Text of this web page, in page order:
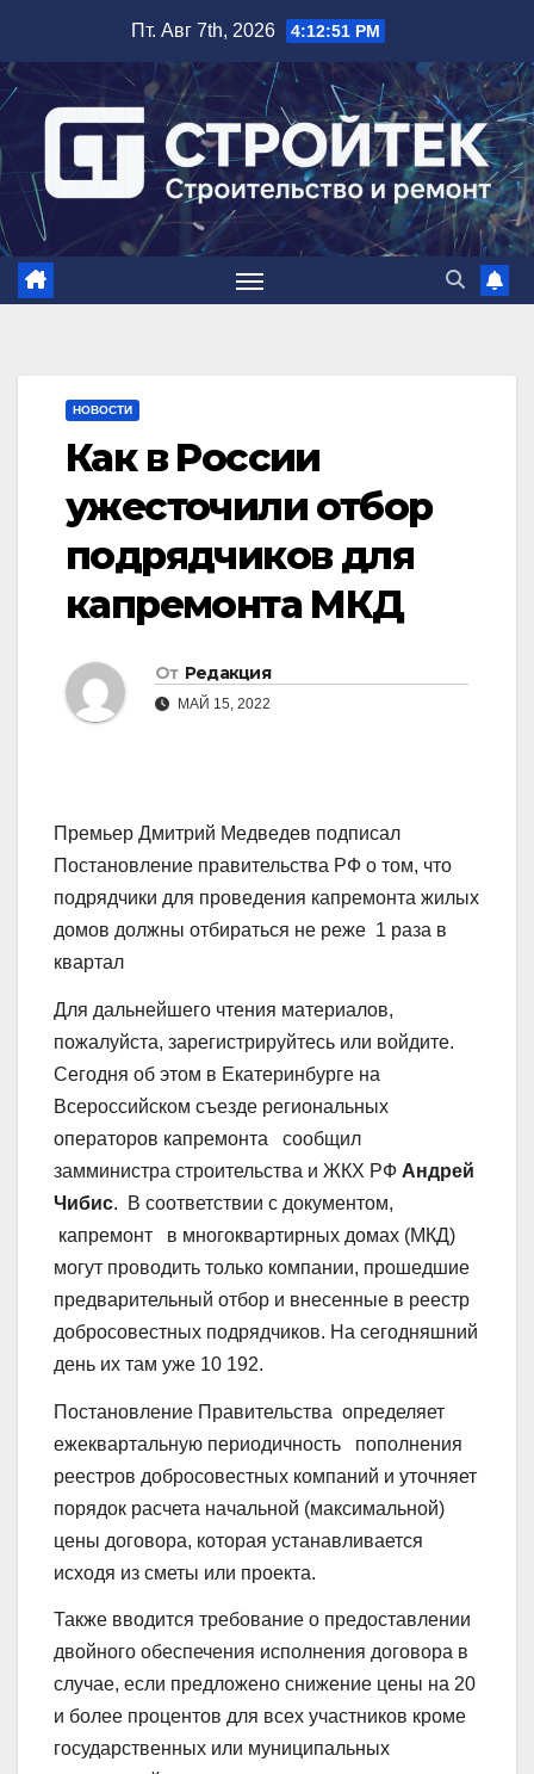
содержимому
Пт. Авг 7th, 2026 4:12:52 PM
НОВОСТИ
Как в России
ужесточили отбор
подрядчиков для
капремонта МКД
От Редакция
МАЙ 15, 2022
Премьер Дмитрий Медведев подписал
Постановление правительства РФ о том, что
подрядчики для проведения капремонта жилых
домов должны отбираться не реже 1 раза в
квартал
Для дальнейшего чтения материалов,
пожалуйста, зарегистрируйтесь или войдите.
Сегодня об этом в Екатеринбурге на
Всероссийском съезде региональных
операторов капремонта сообщил
замминистра строительства и ЖКХ РФ Андрей
Чибис. В соответствии с документом,
капремонт в многоквартирных домах (МКД)
могут проводить только компании, прошедшие
предварительный отбор и внесенные в реестр
добросовестных подрядчиков. На сегодняшний
день их там уже 10 192.
Постановление Правительства определяет
ежеквартальную периодичность пополнения
реестров добросовестных компаний и уточняет
порядок расчета начальной (максимальной)
цены договора, которая устанавливается
исходя из сметы или проекта.
Также вводится требование о предоставлении
двойного обеспечения исполнения договора в
случае, если предложено снижение цены на 20
и более процентов для всех участников кроме
государственных или муниципальных